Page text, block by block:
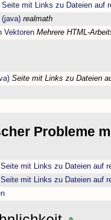
Seite mit Links zu Dateien auf
(java) realmath
Vektoren Mehrere HTML-
Seite mit Links zu Dateien
Probleme
Seite mit Links zu Dateien auf
Seite mit Links zu Dateien auf